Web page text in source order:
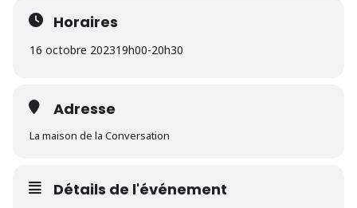
Horaires
16 octobre 202319h00-20h30
Adresse
La maison de la Conversation
Détails de l'événement